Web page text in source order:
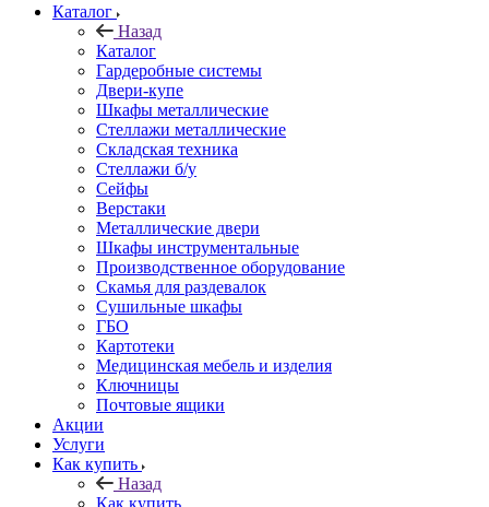
Каталог
Назад
Каталог
Гардеробные системы
Двери-купе
Шкафы металлические
Стеллажи металлические
Складская техника
Стеллажи б/у
Сейфы
Верстаки
Металлические двери
Шкафы инструментальные
Производственное оборудование
Скамья для раздевалок
Сушильные шкафы
ГБО
Картотеки
Медицинская мебель и изделия
Ключницы
Почтовые ящики
Акции
Услуги
Как купить
Назад
Как купить